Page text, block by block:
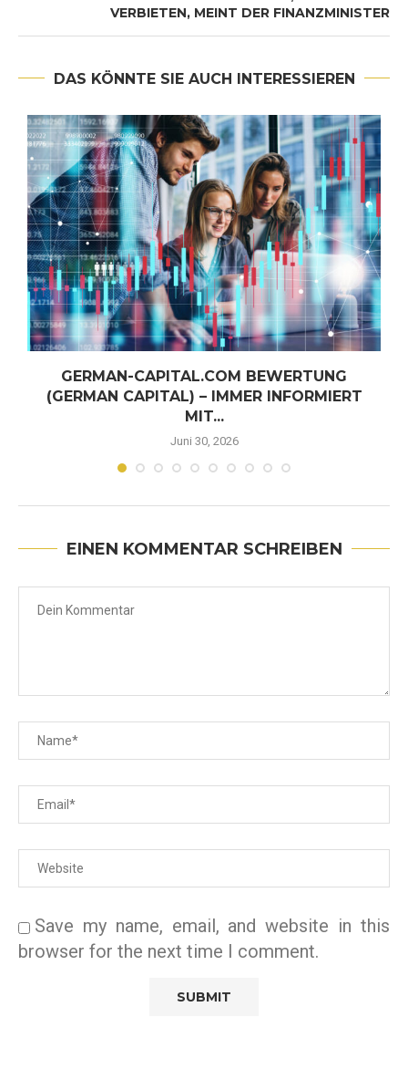
VERBIETEN, MEINT DER FINANZMINISTER
DAS KÖNNTE SIE AUCH INTERESSIEREN
GERMAN-CAPITAL.COM BEWERTUNG
(GERMAN CAPITAL) – IMMER INFORMIERT
MIT...
Juni 30, 2026
EINEN KOMMENTAR SCHREIBEN
Save my name, email, and website in this
browser for the next time I comment.